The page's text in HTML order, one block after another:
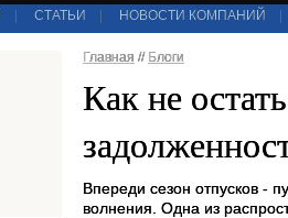
СТАТЬИ НОВОСТИ КОМПАНИЙ
Главная // Блоги
Как не
Впереди сезон отпусков -
волнения. Одна из